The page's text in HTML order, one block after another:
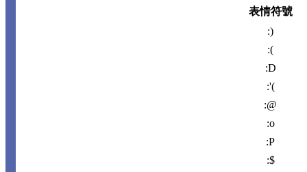
表情符號
:)
:(
:D
:'(
:@
:o
:P
:$